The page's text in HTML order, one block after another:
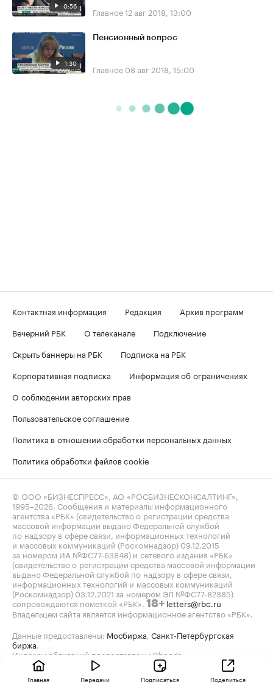
0:56 Главное12 авг 2018, 13:00
1:30
Пенсионный вопрос
Главное 08 авг 2018, 15:00
Контактная информация Редакция
Архив программ
Вечерний РБК
О телеканале
Подключение
Скрыть баннеры на РБК
Подписка на РБК
Корпоративная подписка
Информация об ограничениях
О соблюдении авторских прав
Пользовательское соглашение
Политика в отношении обработки персональных данных
Политика обработки файлов cookie
© ООО «БИЗНЕСПРЕСС», АО «РОСБИЗНЕСКОНСАЛТИНГ»,
1995–2026 . Сообщения и материалы информационного
агентства «РБК» (свидетельство о регистрации средства
массовой информации выдано Федеральной службой
по надзору в сфере связи, информационных технологий
и массовых коммуникаций (Роскомнадзор) 09.12.2015
за номером ИА №ФС77-63848) и сетевого издания «РБК»
(свидетельство о регистрации средства массовой информации
выдано Федеральной службой по надзору в сфере связи,
информационных технологий и массовых коммуникаций
(Роскомнадзор) 03.12.2021 за номером ЭЛ №ФС77-82385)
сопровождаются пометкой «РБК». 18+ letters@rbc.ru
Владельцем сайта является информационное агентство «РБК».
Данные предоставлены: Мосбиржа Санкт-Петербургская
биржа
Индексы облигаций предоставлены Cbonds.
Главная Передачи Подписаться Поделиться